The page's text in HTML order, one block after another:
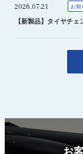
2026.07.21 お知
【新製品】タイヤチ